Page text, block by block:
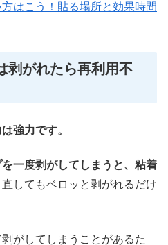
はこう！貼る場所と効果時間
剥がれたら再利用不
強力です。
一度剥がしてしまうと、粘着
直してもベロッと剥がれるだけ
がしてしまうことがあるた